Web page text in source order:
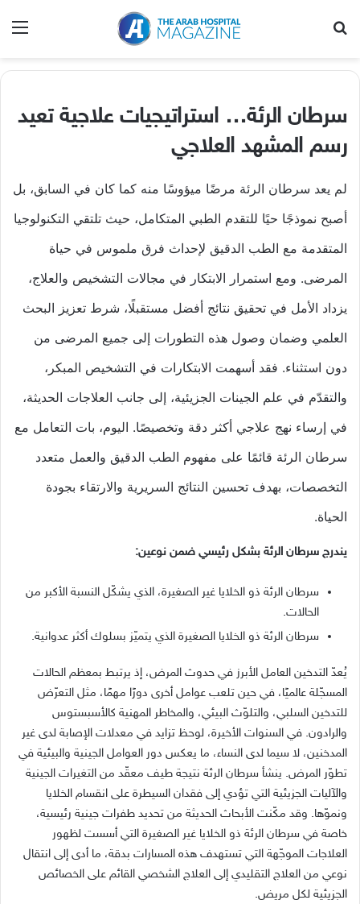
سرطان الرئة… استراتيجيات علاجية تعيد
رسم المشهد العلاجي
لم يعد سرطان الرئة مرضًا ميؤوسًا منه كما كان في السابق، بل
أصبح نموذجًا حيًا للتقدم الطبي المتكامل، حيث تلتقي التكنولوجيا
المتقدمة مع الطب الدقيق لإحداث فرق ملموس في حياة
المرضى. ومع استمرار الابتكار في مجالات التشخيص والعلاج،
يزداد الأمل في تحقيق نتائج أفضل مستقبلًا، شرط تعزيز البحث
العلمي وضمان وصول هذه التطورات إلى جميع المرضى من
دون استثناء. فقد أسهمت الابتكارات في التشخيص المبكر،
والتقدّم في علم الجينات الجزيئية، إلى جانب العلاجات الحديثة،
في إرساء نهج علاجي أكثر دقة وتخصيصًا. اليوم، بات التعامل مع
سرطان الرئة قائمًا على مفهوم الطب الدقيق والعمل متعدد
التخصصات، بهدف تحسين النتائج السريرية والارتقاء بجودة
الحياة.
يندرج سرطان الرئة بشكل رئيسي ضمن نوعين:
سرطان الرئة ذو الخلايا غير الصغيرة، الذي يشكّل النسبة الأكبر من
الحالات.
سرطان الرئة ذو الخلايا الصغيرة الذي يتميّز بسلوك أكثر عدوانية.
يُعدّ التدخين العامل الأبرز في حدوث المرض، إذ يرتبط بمعظم الحالات
المسجّلة عالميًا، في حين تلعب عوامل أخرى دورًا مهمًا، مثل التعرّض
للتدخين السلبي، والتلوّث البيئي، والمخاطر المهنية كالأسبستوس
والرادون. في السنوات الأخيرة، لوحظ تزايد في معدلات الإصابة لدى غير
المدخنين، لا سيما لدى النساء، ما يعكس دور العوامل الجينية والبيئية في
تطوّر المرض. ينشأ سرطان الرئة نتيجة طيف معقّد من التغيرات الجينية
والآليات الجزيئية التي تؤدي إلى فقدان السيطرة على انقسام الخلايا
ونموّها. وقد مكّنت الأبحاث الحديثة من تحديد طفرات جينية رئيسية،
خاصة في سرطان الرئة ذو الخلايا غير الصغيرة التي أسست لظهور
العلاجات الموجّهة التي تستهدف هذه المسارات بدقة، ما أدى إلى انتقال
نوعي من العلاج التقليدي إلى العلاج الشخصي القائم على الخصائص
الجزيئية لكل مريض.